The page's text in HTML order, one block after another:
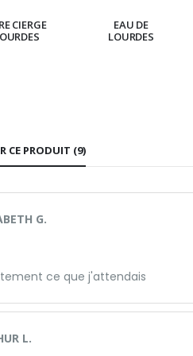
CIERGE
EAU DE
LOURDES
CE PRODUIT (9)
G.
ce que j'attendais
L.